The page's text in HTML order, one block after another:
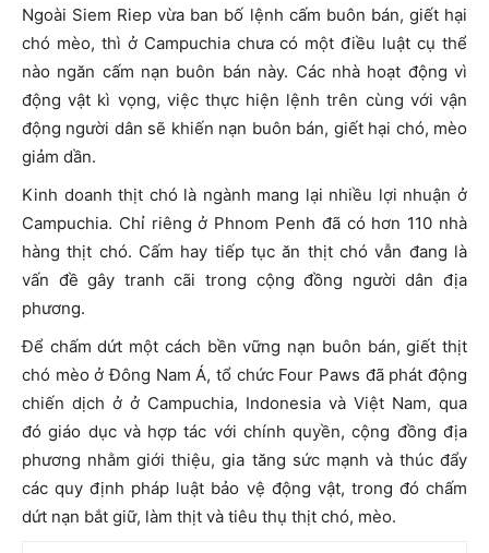
Ngoài Siem Riep vừa ban bố lệnh cấm buôn bán, giết hại
chó mèo, thì ở Campuchia chưa có một điều luật cụ thể
nào ngăn cấm nạn buôn bán này. Các nhà hoạt động vì
động vật kì vọng, việc thực hiện lệnh trên cùng với vận
động người dân sẽ khiến nạn buôn bán, giết hại chó, mèo
giảm dần.
Kinh doanh thịt chó là ngành mang lại nhiều lợi nhuận ở
Campuchia. Chỉ riêng ở Phnom Penh đã có hơn 110 nhà
hàng thịt chó. Cấm hay tiếp tục ăn thịt chó vẫn đang là
vấn đề gây tranh cãi trong cộng đồng người dân địa
phương.
Để chấm dứt một cách bền vững nạn buôn bán, giết thịt
chó mèo ở Đông Nam Á, tổ chức Four Paws đã phát động
chiến dịch ở ở Campuchia, Indonesia và Việt Nam, qua
đó giáo dục và hợp tác với chính quyền, cộng đồng địa
phương nhằm giới thiệu, gia tăng sức mạnh và thúc đẩy
các quy định pháp luật bảo vệ động vật, trong đó chấm
dứt nạn bắt giữ, làm thịt và tiêu thụ thịt chó, mèo.